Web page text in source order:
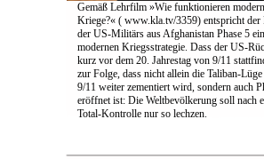
Gemäß Lehrfilm »Wie funktionieren
Kriege?« ( www.kla.tv/3359) entspricht der
der US-Militärs aus Afghanistan Phase 5
modernen Kriegsstrategie. Dass der US-
kurz vor dem 20. Jahrestag von 9/11
zur Folge, dass nicht allein die Taliban-
9/11 weiter zementiert wird, sondern auch
eröffnet ist: Die Weltbevölkerung soll nach
Total-Kontrolle nur so lechzen.